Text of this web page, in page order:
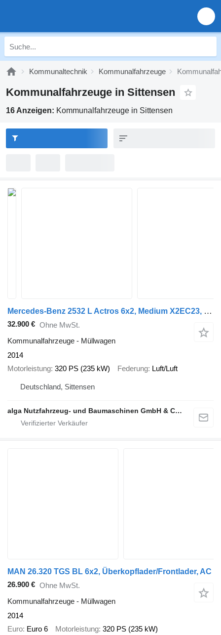
Kommunaltechnik Kommunalfahrzeuge
Kommunalfahrzeuge in Sittensen
16 Anzeigen: Kommunalfahrzeuge in Sittensen
Mercedes-Benz 2532 L Actros 6x2, Medium X2EC23, Zöller 321
32.900 € Ohne MwSt.
Kommunalfahrzeuge - Müllwagen
2014
Motorleistung 320 PS (235 kW) Federung Luft/Luft
Deutschland, Sittensen
alga Nutzfahrzeug- und Baumaschinen GmbH & Co. KG
MAN 26.320 TGS BL 6x2, Überkopflader/Frontlader, AC
26.900 € Ohne MwSt.
Kommunalfahrzeuge - Müllwagen
2014
Euro Euro 6 Motorleistung 320 PS (235 kW)